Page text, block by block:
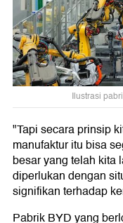
Ilustrasi
"Tapi secara prinsip
manufaktur itu bisa
besar yang telah kita
diperlukan dengan
signifikan terhadap
Pabrik BYD yang